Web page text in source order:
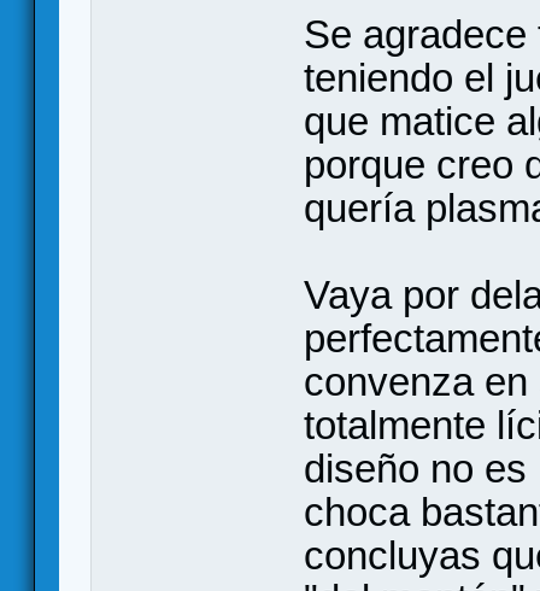
Se
teniendo el
que matice
porque creo
quería
Vaya por
convenza
totalmente
diseño no es
choca
concluyas